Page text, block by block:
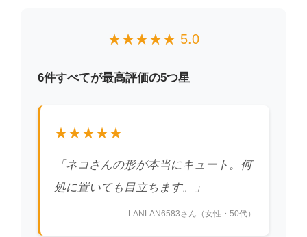
★★★★★ 5.0
6件すべてが最高評価の5つ星
★★★★★
「ネコさんの形が本当にキュート。何
処に置いても目立ちます。」
LANLAN6583さん（女性・50代）